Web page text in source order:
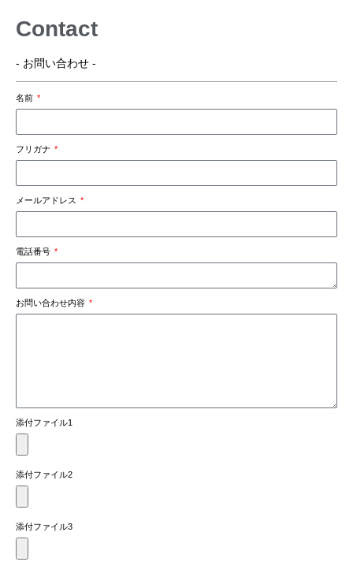
Contact
- お問い合わせ -
名前
フリガナ
メールアドレス
電話番号
お問い合わせ内容
添付ファイル1
添付ファイル2
添付ファイル3